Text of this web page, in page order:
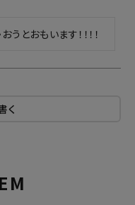
とおもいます！！！！
く